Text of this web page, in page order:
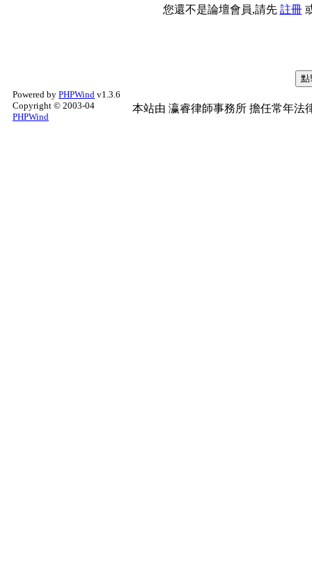
您還不是論壇會員,請先 註冊
Powered by PHPWind v1.3.6
Copyright © 2003-04
PHPWind
本站由 瀛睿律師事務所 擔任常年法